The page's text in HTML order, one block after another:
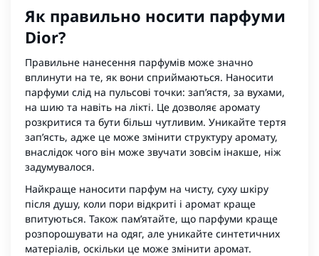
Як правильно носити парфуми
Dior?
Правильне нанесення парфумів може значно
вплинути на те, як вони сприймаються. Наносити
парфуми слід на пульсові точки: зап’ястя, за вухами,
на шию та навіть на лікті. Це дозволяє аромату
розкритися та бути більш чутливим. Уникайте тертя
зап’ясть, адже це може змінити структуру аромату,
внаслідок чого він може звучати зовсім інакше, ніж
задумувалося.
Найкраще наносити парфум на чисту, суху шкіру
після душу, коли пори відкриті і аромат краще
впитуються. Також пам’ятайте, що парфуми краще
розпорошувати на одяг, але уникайте синтетичних
матеріалів, оскільки це може змінити аромат.